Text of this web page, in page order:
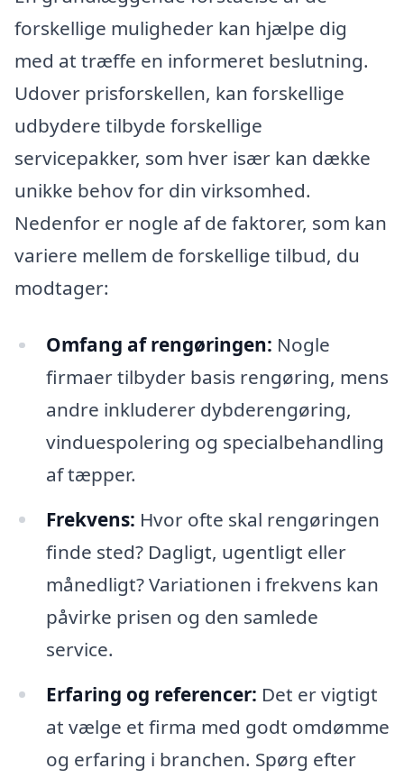
forskellige muligheder kan hjælpe dig
med at træffe en informeret beslutning.
Udover prisforskellen, kan forskellige
udbydere tilbyde forskellige
servicepakker, som hver især kan dække
unikke behov for din virksomhed.
Nedenfor er nogle af de faktorer, som kan
variere mellem de forskellige tilbud, du
modtager:
Omfang af rengøringen: Nogle
firmaer tilbyder basis rengøring, mens
andre inkluderer dybderengøring,
vinduespolering og specialbehandling
af tæpper.
Frekvens: Hvor ofte skal rengøringen
finde sted? Dagligt, ugentligt eller
månedligt? Variationen i frekvens kan
påvirke prisen og den samlede
service.
Erfaring og referencer: Det er vigtigt
at vælge et firma med godt omdømme
og erfaring i branchen. Spørg efter